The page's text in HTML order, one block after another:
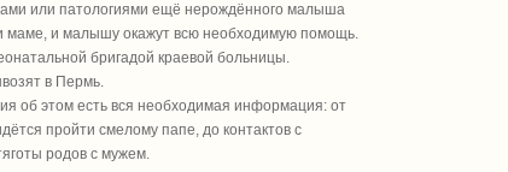
или патологиями ещё нерождённого малыша
маме, и малышу окажут всю необходимую помощь.
бригадой краевой больницы.
в Пермь.
об этом есть вся необходимая информация: от
пройти смелому папе, до контактов с
родов с мужем.